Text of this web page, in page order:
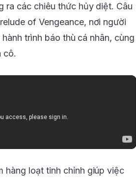
ra các chiêu thức hủy diệt. Câu
of Vengeance, nơi người
trình báo thù cá nhân, cùng
cô.
hàng loạt tinh chỉnh giúp việc